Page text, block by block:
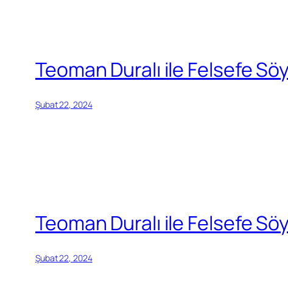
Teoman Duralı ile Felsefe
Şubat 22, 2024
Teoman Duralı ile Felsefe
Şubat 22, 2024